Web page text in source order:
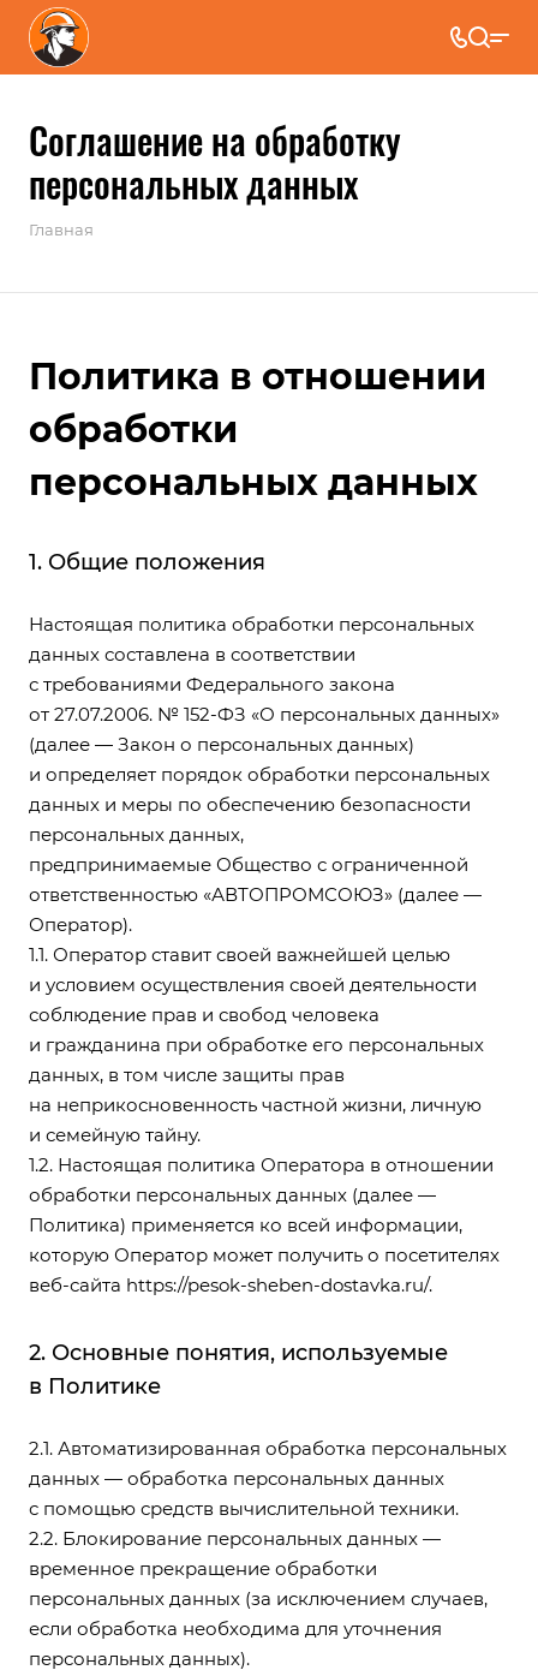
Соглашение на обработку
персональных данных
Главная
Политика в отношении
обработки
персональных данных
1. Общие положения
Настоящая политика обработки персональных
данных составлена в соответствии
с требованиями Федерального закона
от 27.07.2006. № 152-ФЗ «О персональных данных»
(далее — Закон о персональных данных)
и определяет порядок обработки персональных
данных и меры по обеспечению безопасности
персональных данных,
предпринимаемые Общество с ограниченной
ответственностью «АВТОПРОМСОЮЗ» (далее —
Оператор).
1.1. Оператор ставит своей важнейшей целью
и условием осуществления своей деятельности
соблюдение прав и свобод человека
и гражданина при обработке его персональных
данных, в том числе защиты прав
на неприкосновенность частной жизни, личную
и семейную тайну.
1.2. Настоящая политика Оператора в отношении
обработки персональных данных (далее —
Политика) применяется ко всей информации,
которую Оператор может получить о посетителях
веб-сайта https://pesok-sheben-dostavka.ru/.
2. Основные понятия, используемые
в Политике
2.1. Автоматизированная обработка персональных
данных — обработка персональных данных
с помощью средств вычислительной техники.
2.2. Блокирование персональных данных —
временное прекращение обработки
персональных данных (за исключением случаев,
если обработка необходима для уточнения
персональных данных).